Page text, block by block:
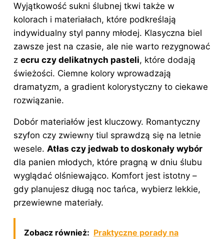
Wyjątkowość sukni ślubnej tkwi także w
kolorach i materiałach, które podkreślają
indywidualny styl panny młodej. Klasyczna biel
zawsze jest na czasie, ale nie warto rezygnować
z ecru czy delikatnych pasteli, które dodają
świeżości. Ciemne kolory wprowadzają
dramatyzm, a gradient kolorystyczny to ciekawe
rozwiązanie.
Dobór materiałów jest kluczowy. Romantyczny
szyfon czy zwiewny tiul sprawdzą się na letnie
wesele. Atłas czy jedwab to doskonały wybór
dla panien młodych, które pragną w dniu ślubu
wyglądać olśniewająco. Komfort jest istotny –
gdy planujesz długą noc tańca, wybierz lekkie,
przewiewne materiały.
Zobacz również: Praktyczne porady na